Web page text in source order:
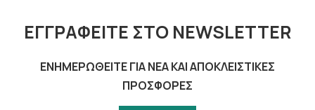
ΕΓΓΡΑΦΕΊΤΕ ΣΤΟ NEWSLETTER
ΕΝΗΜΕΡΩΘΕΊΤΕ ΓΙΑ ΝΈΑ ΚΑΙ ΑΠΟΚΛΕΙΣΤΙΚΈΣ
ΠΡΟΣΦΟΡΈΣ